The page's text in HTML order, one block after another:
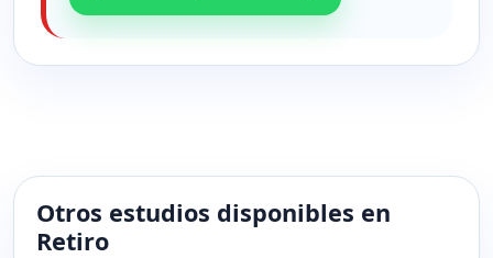
Otros estudios disponibles en
Retiro